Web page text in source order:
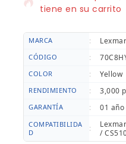
tiene en su carrito
MARCA :
CÓDIGO :
COLOR : Yellow
RENDIMIENTO : 3,000
GARANTÍA : 01
COMPATIBILIDA
D
:
/